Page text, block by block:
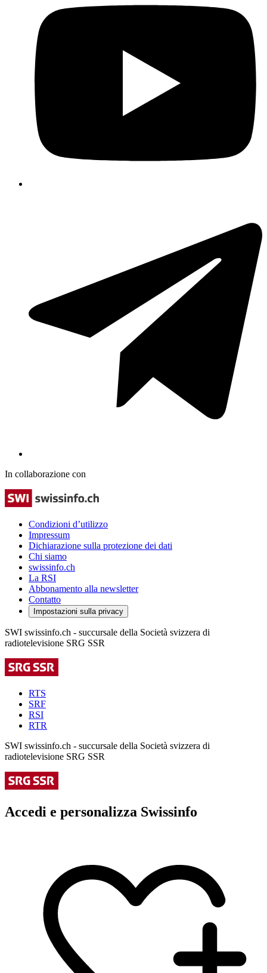
In collaborazione con
Condizioni d’utilizzo
Impressum
Dichiarazione sulla protezione dei dati
Chi siamo
swissinfo.ch
La RSI
Abbonamento alla newsletter
Contatto
Impostazioni sulla privacy
SWI swissinfo.ch - succursale della Società svizzera di
radiotelevisione SRG SSR
RTS
SRF
RSI
RTR
SWI swissinfo.ch - succursale della Società svizzera di
radiotelevisione SRG SSR
Accedi e personalizza Swissinfo